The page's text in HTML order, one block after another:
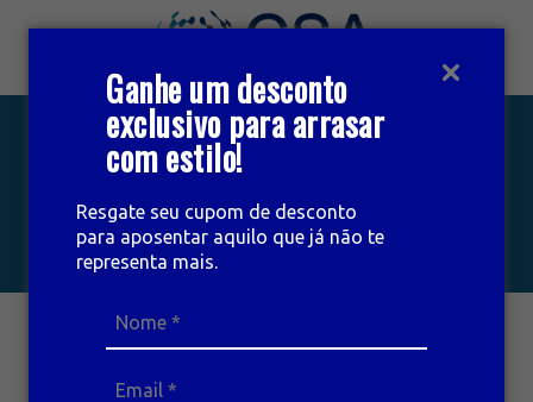
Ganhe um desconto
exclusivo para arrasar
com estilo!
Resgate seu cupom de desconto
para aposentar aquilo que já não te
representa mais.
INÍCIO
PÓS GRADUAÇÃO
CURSOS
MATÉRIAS
INSTITUCIONAL
Matérias
MATÉRIAS